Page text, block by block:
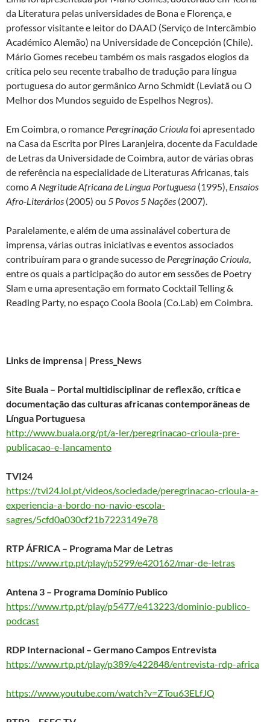
da Literatura pelas universidades de Bona e Florença, e
professor visitante e leitor do DAAD (Serviço de Intercâmbio
Académico Alemão) na Universidade de Concepción (Chile).
Mário Gomes recebeu também os mais rasgados elogios da
crítica pelo seu recente trabalho de tradução para língua
portuguesa do autor germânico Arno Schmidt (Leviatã ou O
Melhor dos Mundos seguido de Espelhos Negros).
Em Coimbra, o romance Peregrinação Crioulafoi apresentado
na Casa da Escrita por Pires Laranjeira, docente da Faculdade
de Letras da Universidade de Coimbra, autor de várias obras
de referência na especialidade de Literaturas Africanas, tais
comoA Negritude Africana de Língua Portuguesa (1995), Ensaios
Afro-Literários (2005) ou 5 Povos 5 Nações (2007).
Paralelamente, e além de uma assinalável cobertura de
imprensa, várias outras iniciativas e eventos associados
contribuíram para o grande sucesso de Peregrinação Crioula,
entre os quais a participação do autor em sessões de Poetry
Slam e uma apresentação em formato Cocktail Telling &
Reading Party, no espaço Coola Boola (Co.Lab) em Coimbra.
Links de imprensa | Press_News
Site Buala – Portal multidisciplinar de reflexão, crítica e
documentação das culturas africanas contemporâneas de
Língua Portuguesa
http://www.buala.org/pt/a-ler/peregrinacao-crioula-pre-
publicacao-e-lancamento
TVI24
https://tvi24.iol.pt/videos/sociedade/peregrinacao-crioula-a-
experiencia-a-bordo-no-navio-escola-
sagres/5cfd0a030cf21b7223149e78
RTP ÁFRICA – Programa Mar de Letras
https://www.rtp.pt/play/p5299/e420162/mar-de-letras
Antena 3 – Programa Domínio Publico
https://www.rtp.pt/play/p5477/e413223/dominio-publico-
podcast
RDP Internacional – Germano Campos Entrevista
https://www.rtp.pt/play/p389/e422848/entrevista-rdp-africa
https://www.youtube.com/watch?v=ZTou63ELfJQ